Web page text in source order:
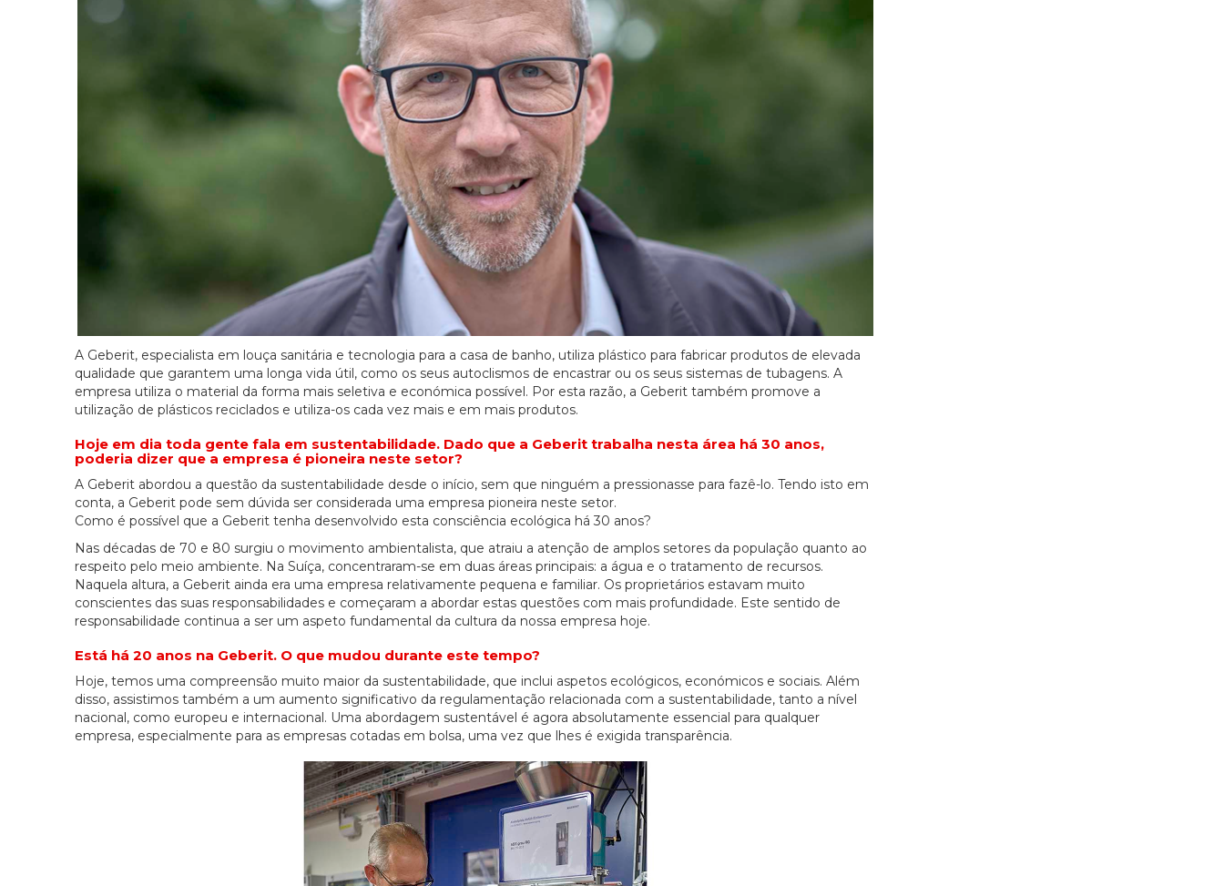
A Geberit, especialista em louça sanitária e tecnologia para a casa de banho, utiliza plástico para fabricar produtos de elevada
qualidade que garantem uma longa vida útil, como os seus autoclismos de encastrar ou os seus sistemas de tubagens. A
empresa utiliza o material da forma mais seletiva e económica possível. Por esta razão, a Geberit também promove a
utilização de plásticos reciclados e utiliza-os cada vez mais e em mais produtos.
Hoje em dia toda gente fala em sustentabilidade. Dado que a Geberit trabalha nesta área há 30 anos,
poderia dizer que a empresa é pioneira neste setor?
A Geberit abordou a questão da sustentabilidade desde o início, sem que ninguém a pressionasse para fazê-lo. Tendo isto em
conta, a Geberit pode sem dúvida ser considerada uma empresa pioneira neste setor.
Como é possível que a Geberit tenha desenvolvido esta consciência ecológica há 30 anos?
Nas décadas de 70 e 80 surgiu o movimento ambientalista, que atraiu a atenção de amplos setores da população quanto ao
respeito pelo meio ambiente. Na Suíça, concentraram-se em duas áreas principais: a água e o tratamento de recursos.
Naquela altura, a Geberit ainda era uma empresa relativamente pequena e familiar. Os proprietários estavam muito
conscientes das suas responsabilidades e começaram a abordar estas questões com mais profundidade. Este sentido de
responsabilidade continua a ser um aspeto fundamental da cultura da nossa empresa hoje.
Está há 20 anos na Geberit. O que mudou durante este tempo?
Hoje, temos uma compreensão muito maior da sustentabilidade, que inclui aspetos ecológicos, económicos e sociais. Além
disso, assistimos também a um aumento significativo da regulamentação relacionada com a sustentabilidade, tanto a nível
nacional, como europeu e internacional. Uma abordagem sustentável é agora absolutamente essencial para qualquer
empresa, especialmente para as empresas cotadas em bolsa, uma vez que lhes é exigida transparência.